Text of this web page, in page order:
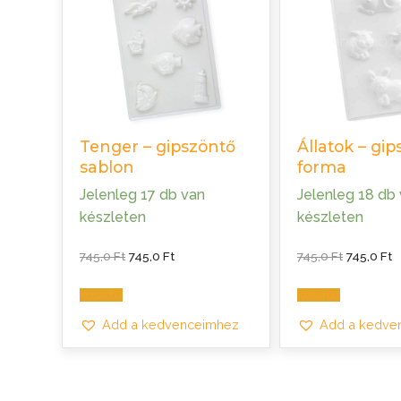
Tenger – gipszöntő
sablon
Jelenleg 17 db van
készleten
745,0Ft Original
price
745,0 FtCurrent
Add a kedvenceimhez
Állatok –
forma
Jelenleg 18 db
készleten
745,0Ft Original
price
745,0Ft
Add a